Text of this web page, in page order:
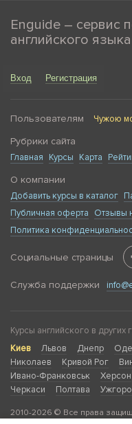
Enguide – сервис
английского языка
Вход Регистрация
Пользователям Чужою
Рубрики сайта
Главная Курсы Карта
О компании
Добавить курсы в каталог
Публичная оферта
Отзывы
Политика
Социальные страницы
Служба поддержки
Курсы английского в других
Киев
Львов Днепр
Николаев
Кривой Рог
Ивано-Франковськ
Херсон
Черкаси
Полтава
2010-2026 © Все права